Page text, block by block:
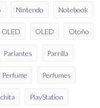
Nintendo Notebook
OLED OLED Otoño
Parlantes Parrilla
Perfume Perfumes
PlayStation